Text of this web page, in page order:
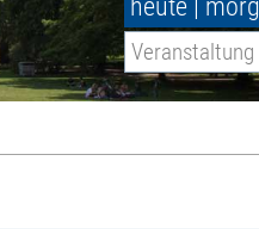
heute |